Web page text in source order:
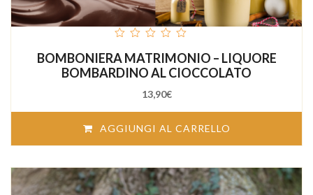
of
5
BOMBONIERA MATRIMONIO – LIQUORE
BOMBARDINO AL CIOCCOLATO
13,90€
AGGIUNGI AL CARRELLO